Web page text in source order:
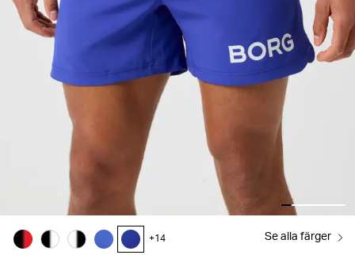
Se alla färger
+14